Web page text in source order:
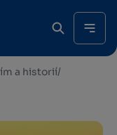
a historií/